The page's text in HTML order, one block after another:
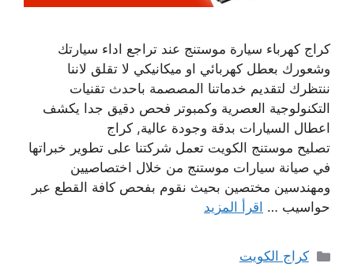
كراج كهرباء سيارة موستنج عند تراجع اداء سيارتك
وشعورك بعطل كهربائي او ميكانيكي لا تقلق لاننا
ننتظرك لتقديم خدماتنا المصصمة باحدث تقنيات
التكنولوجية العصرية وكمبوتر فحص دقيق جدا يكشف
اعطال السيارات بدقة وجودة عالية, كراج
تصليح موستنج الكويت تعمل شركتنا على تطوير خبراتها
في صيانة سيارات موستنج من خلال اختصاصيين
ومهندسين مختصين بحيث نقوم بفحص كافة القطع عبر
حواسيب … اقرأ المزيد
التصنيفات
كراج الكويت